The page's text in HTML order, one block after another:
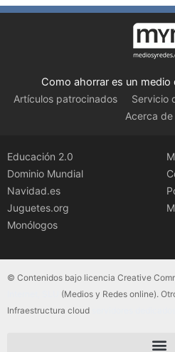
Como ahorrar es un medio
Artículos patrocinados Servicio
Acerca de
Educación 2.0
Dominio Mundial
Navidad.es
Juguetes.org
Monólogos
© Contenidos bajo licencia Creative
(Medios y Redes online).
Infraestructura cloud